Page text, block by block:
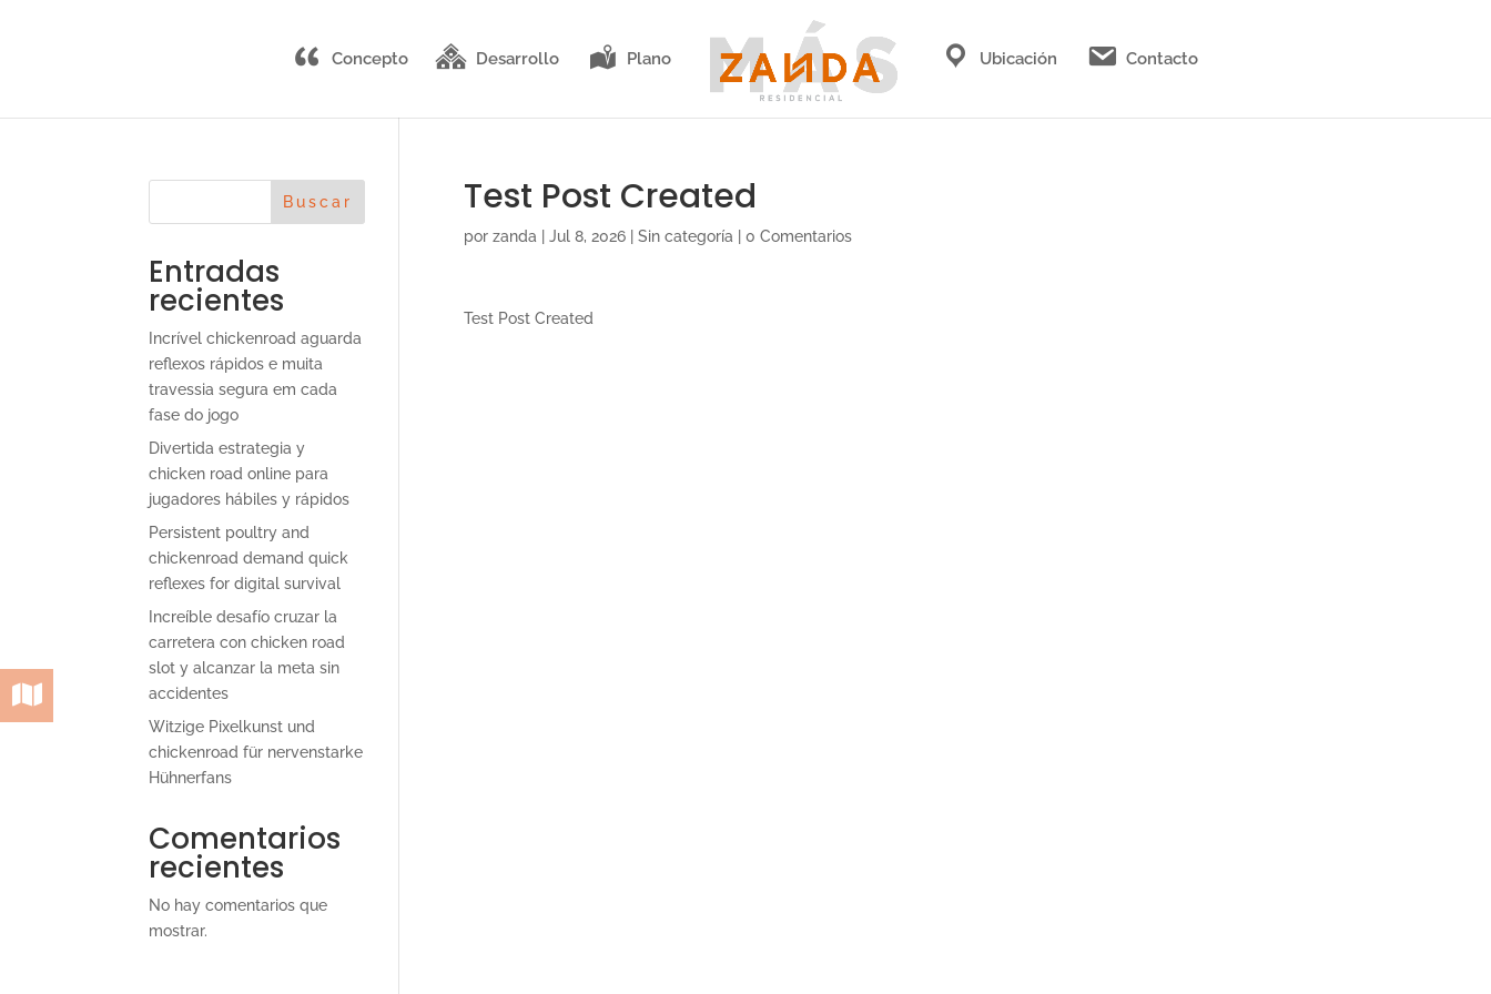
Concepto Desarrollo Plano Ubicación Contacto
Test Post Created
por zanda Jul 8, 2026| Sin categoría 0 Comentarios
Test Post Created
Buscar
Entradas
recientes
Incrível chickenroad aguarda
reflexos rápidos e muita
travessia segura em cada
fase do jogo
Divertida estrategia y
chicken road online para
jugadores hábiles y rápidos
Persistent poultry and
chickenroad demand quick
reflexes for digital survival
Increíble desafío cruzar la
carretera con chicken road
slot y alcanzar la meta sin
accidentes
Witzige Pixelkunst und
chickenroad für nervenstarke
Hühnerfans
Comentarios
recientes
No hay comentarios que
mostrar.